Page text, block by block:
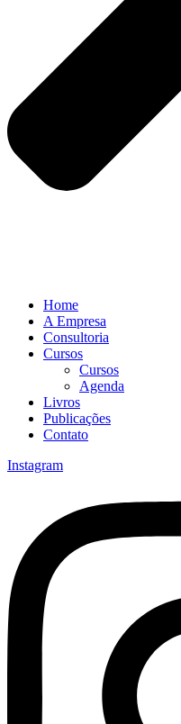
Home
A Empresa
Consultoria
Cursos
Cursos
Agenda
Livros
Publicações
Contato
Instagram